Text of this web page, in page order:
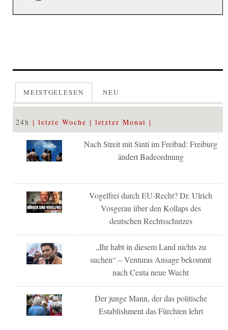
MEISTGELESEN NEU
24h letzte Woche letzter Monat
Nach Streit mit Sinti im Freibad: Freiburg
ändert Badeordnung
Vogelfrei durch EU-Recht? Dr. Ulrich
Vosgerau über den Kollaps des
deutschen Rechtsschutzes
„Ihr habt in diesem Land nichts zu
suchen“ – Venturas Ansage bekommt
nach Ceuta neue Wucht
Der junge Mann, der das politische
Establishment das Fürchten lehrt